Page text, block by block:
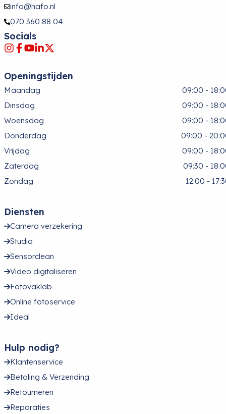
info@hafo.nl
070 360 88 04
Socials
Openingstijden
Maandag
09:00 -
Dinsdag
09:00 -
Woensdag
09:00 -
Donderdag
09:00 -
Vrijdag
09:00 -
Zaterdag
09:30 -
Zondag
12:00 -
Diensten
Camera verzekering
Studio
Sensorclean
Video digitaliseren
Fotovaklab
Online fotoservice
Ideal
Hulp nodig?
Klantenservice
Betaling & Verzending
Retourneren
Reparaties